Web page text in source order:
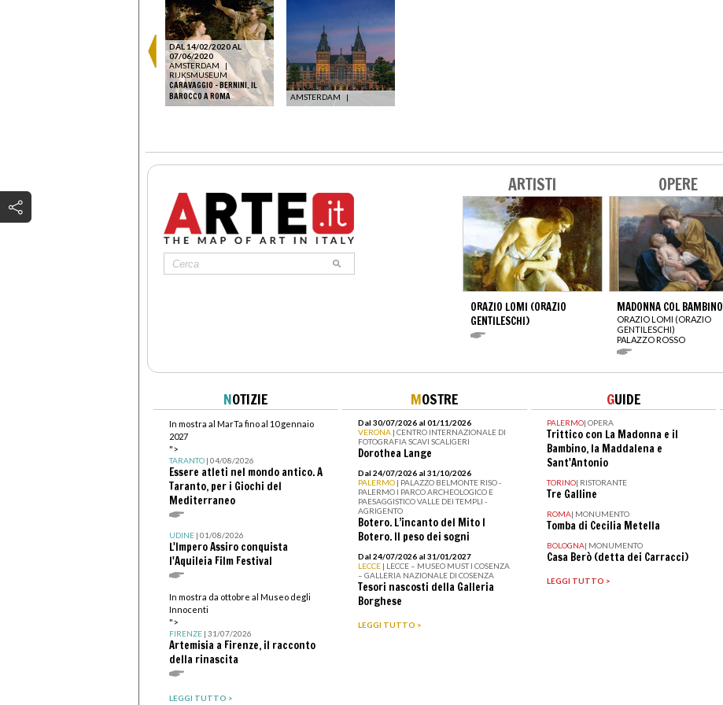
DAL 14/02/2020 AL
07/06/2020
AMSTERDAM
|
RIJKSMUSEUM
CARAVAGGIO – BERNINI. IL
BAROCCO A ROMA
AMSTERDAM |
ARTISTI
ORAZIO LOMI (ORAZIO
GENTILESCHI)
OPERE
MADONNA COL BAMBINO
ORAZIO LOMI (ORAZIO
GENTILESCHI)
PALAZZO ROSSO
NOTIZIE
In mostra al MarTa fino al 10 gennaio
2027
">
TARANTO| 04/08/2026
Essere atleti nel mondo antico. A
Taranto, per i Giochi del
Mediterraneo
UDINE| 01/08/2026
L'Impero Assiro conquista
l'Aquileia Film Festival
In mostra da ottobre al Museo degli
Innocenti
">
FIRENZE| 31/07/2026
Artemisia a Firenze, il racconto
della rinascita
LEGGI TUTTO >
MOSTRE
Dal 30/07/2026 al 01/11/2026
VERONA | CENTRO INTERNAZIONALE DI
FOTOGRAFIA SCAVI SCALIGERI
Dorothea Lange
Dal 24/07/2026 al 31/10/2026
PALERMO | PALAZZO BELMONTE RISO -
PALERMO I PARCO ARCHEOLOGICO E
PAESAGGISTICO VALLE DEI TEMPLI -
AGRIGENTO
Botero. L’incanto del Mito I
Botero. Il peso dei sogni
Dal 24/07/2026 al 31/01/2027
LECCE | LECCE – MUSEO MUST I COSENZA
– GALLERIA NAZIONALE DI COSENZA
Tesori nascosti della Galleria
Borghese
LEGGI TUTTO >
GUIDE
PALERMO| OPERA
Trittico con La Madonna e il
Bambino, la Maddalena e
Sant'Antonio
TORINO| RISTORANTE
Tre Galline
ROMA| MONUMENTO
Tomba di Cecilia Metella
BOLOGNA| MONUMENTO
Casa Berò (detta dei Carracci)
LEGGI TUTTO >